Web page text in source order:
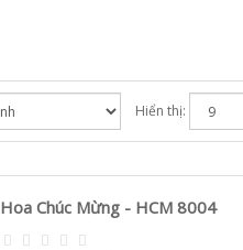
Hiển thị:
Hoa Chúc Mừng - HCM 8004